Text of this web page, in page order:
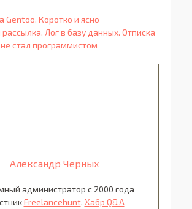
Gentoo. Коротко и ясно
Лог в базу данных. Отписка
стал программистом
Александр Черных
администратор с 2000 года
Freelancehunt, Хабр Q&A